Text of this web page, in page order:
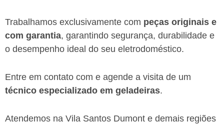
Trabalhamos exclusivamente com peças originais e
com garantia, garantindo segurança, durabilidade e
o desempenho ideal do seu eletrodoméstico.
Entre em contato com e agende a visita de um
técnico especializado em geladeiras.
Atendemos na Vila Santos Dumont e demais regiões